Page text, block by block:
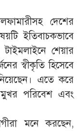
দেশের
ইতিবাচকভাবে
শেয়ার
স্বীকৃতি হিসেবে
এতে করে
পরিবেশ এবং
মনে করছেন,